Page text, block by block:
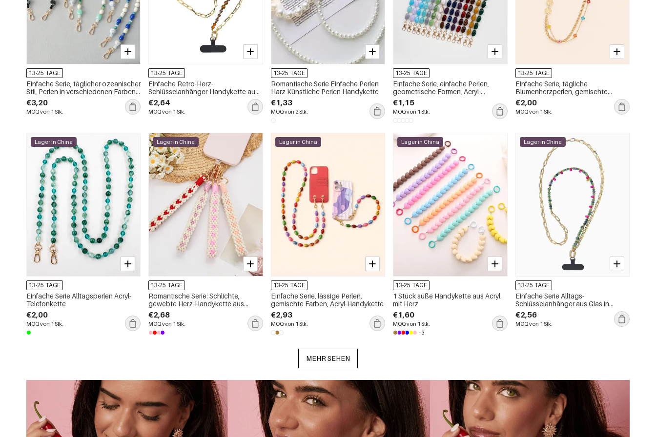
13-25 TAGE
Einfache Serie, täglicher ozeanischer
Stil, Perlen in verschiedenen Farben,
Acryl-Taschen- und Handyketten
€3,20
MOQ von 1 Stk.
13-25 TAGE
Einfache Retro-Herz-
Schlüsselanhänger-Handykette aus
Acryl mit Farbverlauf
€2,64
MOQ von 1 Stk.
13-25 TAGE
Romantische Serie Einfache Perlen
Harz Künstliche Perlen Handykette
€1,33
MOQ von 2 Stk.
13-25 TAGE
Einfache Serie, einfache Perlen,
geometrische Formen, Acryl-
Handykette
€1,15
MOQ von 1 Stk.
13-25 TAGE
Einfache Serie, tägliche
Blumenherzperlen, gemischte
Farben, Kette, Klee-Metall-
Telefonkette
€2,00
MOQ von 1 Stk.
Lager in China
13-25 TAGE
Einfache Serie Alltagsperlen Acryl-
Telefonkette
€2,00
MOQ von 1 Stk.
Lager in China
13-25 TAGE
Romantische Serie: Schlichte,
gewebte Herz-Handykette aus
Baumwolle
€2,68
MOQ von 1 Stk.
Lager in China
13-25 TAGE
Einfache Serie, lässige Perlen,
gemischte Farben, Acryl-Handykette
€2,93
MOQ von 1 Stk.
Lager in China
13-25 TAGE
1 Stück süße Handykette aus Acryl
mit Herz
€1,60
MOQ von 1 Stk.
+3
Lager in China
13-25 TAGE
Einfache Serie Alltags-
Schlüsselanhänger aus Glas in
verschiedenen Farben
€2,56
MOQ von 1 Stk.
MEHR SEHEN